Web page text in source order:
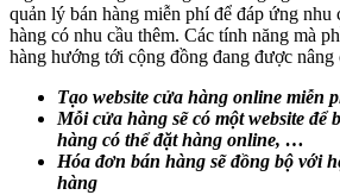
quản lý bán hàng miễn phí để đáp ứng nhu
hàng có nhu cầu thêm. Các tính năng mà
hàng hướng tới cộng đồng đang được nâng
Tạo website cửa hàng online miễn
Mỗi cửa hàng sẽ có một website để
hàng có thể đặt hàng online, …
Hóa đơn bán hàng sẽ đồng bộ với
hàng